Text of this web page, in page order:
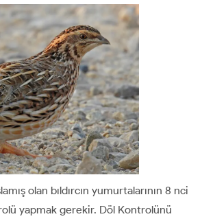
olan bıldırcın yumurtalarının 8 nci
yapmak gerekir. Döl Kontrolünü